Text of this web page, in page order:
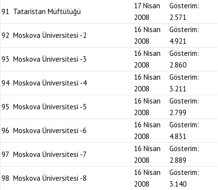
91 Tataristan Müftülüğü
17 Nisan
2008
Gösterim:
2.571
92 Moskova Üniversitesi -2
16 Nisan
2008
Gösterim:
4.921
93 Moskova Üniversitesi -3
16 Nisan
2008
Gösterim:
2.860
94 Moskova Üniversitesi -4
16 Nisan
2008
Gösterim:
3.211
95 Moskova Üniversitesi -5
16 Nisan
2008
Gösterim:
2.799
96 Moskova Üniversitesi -6
16 Nisan
2008
Gösterim:
4.831
97 Moskova Üniversitesi -7
16 Nisan
2008
Gösterim:
2.889
98 Moskova Üniversitesi -8
16 Nisan
2008
Gösterim:
3.140